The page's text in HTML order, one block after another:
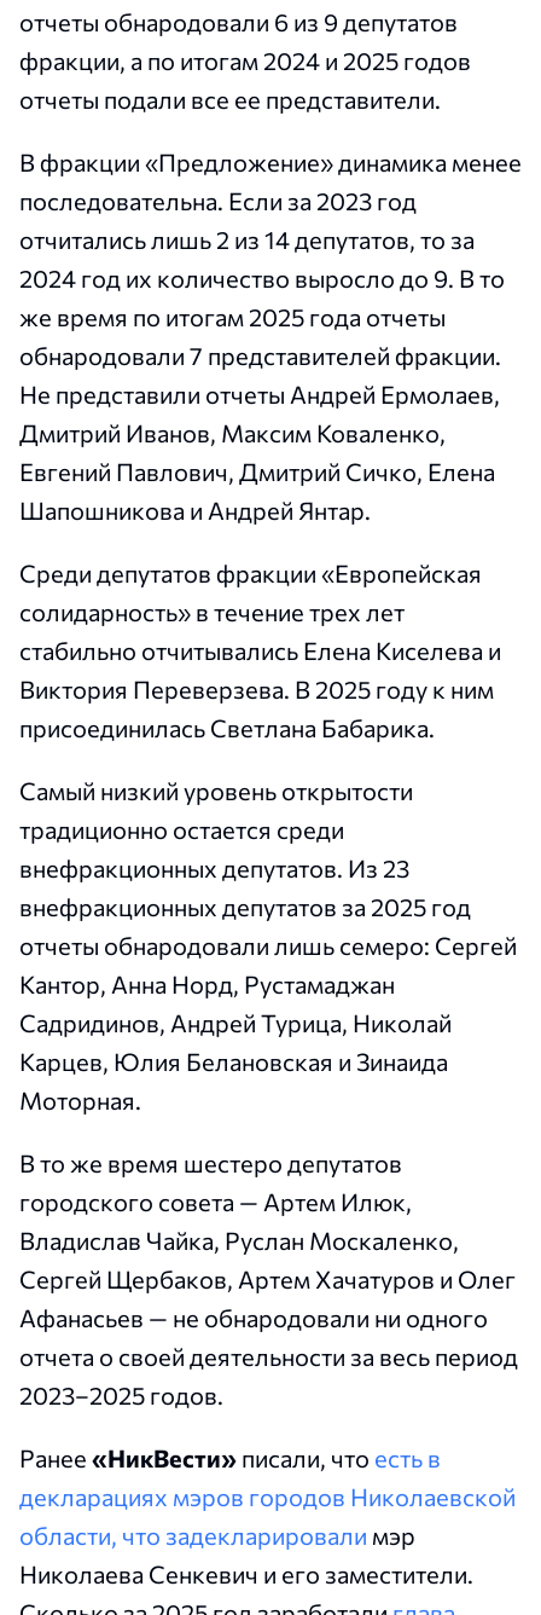
отчеты обнародовали 6 из 9 депутатов
фракции, а по итогам 2024 и 2025 годов
отчеты подали все ее представители.
В фракции «Предложение» динамика менее
последовательна. Если за 2023 год
отчитались лишь 2 из 14 депутатов, то за
2024 год их количество выросло до 9. В то
же время по итогам 2025 года отчеты
обнародовали 7 представителей фракции.
Не представили отчеты Андрей Ермолаев,
Дмитрий Иванов, Максим Коваленко,
Евгений Павлович, Дмитрий Сичко, Елена
Шапошникова и Андрей Янтар.
Среди депутатов фракции «Европейская
солидарность» в течение трех лет
стабильно отчитывались Елена Киселева и
Виктория Переверзева. В 2025 году к ним
присоединилась Светлана Бабарика.
Самый низкий уровень открытости
традиционно остается среди
внефракционных депутатов. Из 23
внефракционных депутатов за 2025 год
отчеты обнародовали лишь семеро: Сергей
Кантор, Анна Норд, Рустамаджан
Садридинов, Андрей Турица, Николай
Карцев, Юлия Белановская и Зинаида
Моторная.
В то же время шестеро депутатов
городского совета — Артем Илюк,
Владислав Чайка, Руслан Москаленко,
Сергей Щербаков, Артем Хачатуров и Олег
Афанасьев — не обнародовали ни одного
отчета о своей деятельности за весь период
2023–2025 годов.
Ранее «НикВести» писали, что есть в
декларациях мэров городов Николаевской
области, что задекларировали мэр
Николаева Сенкевич и его заместители.